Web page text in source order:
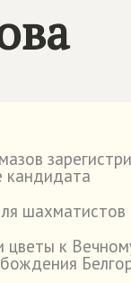
кандидата
шахматистов
цветы к